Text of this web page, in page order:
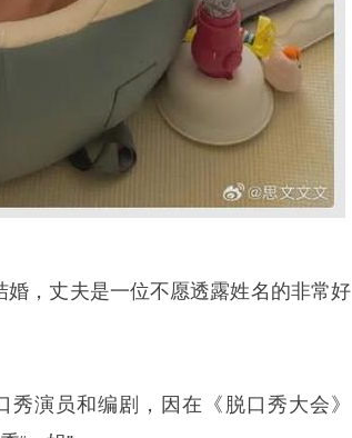
，丈夫是一位不愿透露姓名的非常好
演员和编剧，因在《脱口秀大会》